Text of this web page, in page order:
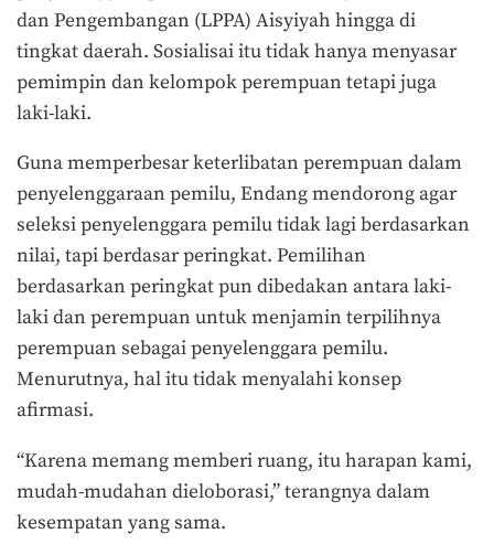
dan Pengembangan (LPPA) Aisyiyah hingga di
tingkat daerah. Sosialisai itu tidak hanya menyasar
pemimpin dan kelompok perempuan tetapi juga
laki-laki.
Guna memperbesarketerlibatan perempuan dalam
penyelenggaraan pemilu, Endang mendorong agar
seleksi penyelenggara pemilu tidak lagi berdasarkan
nilai, tapi berdasar peringkat. Pemilihan
berdasarkan peringkat pun dibedakan antara laki-
laki dan perempuan untuk menjamin terpilihnya
perempuan sebagai penyelenggara pemilu.
Menurutnya, hal itu tidak menyalahi konsep
afirmasi.
“Karena memang memberi ruang, itu harapan kami,
mudah-mudahan dieloborasi,” terangnya dalam
kesempatan yang sama.